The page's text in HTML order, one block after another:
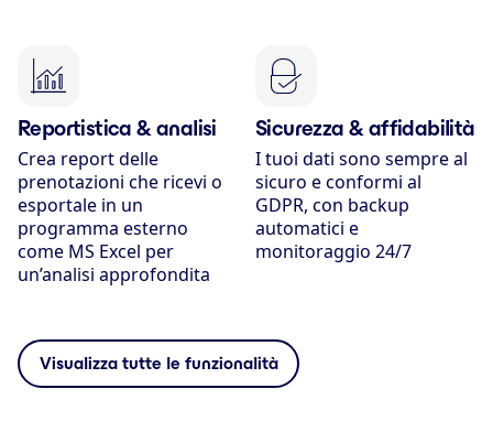
Reportistica & analisi
Crea report delle
prenotazioni che ricevi o
esportale in un
programma esterno
come MS Excel per
un’analisi approfondita
Sicurezza & affidabilità
I tuoi dati sono sempre al
sicuro e conformi al
GDPR, con backup
automatici e
monitoraggio 24/7
Visualizza tutte le funzionalità